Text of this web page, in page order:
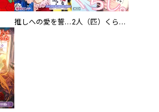
推しへの愛を誓いますか？～アラサー女子、推しは逃げぬが人生逃げる～ 2人（匹）くらし。